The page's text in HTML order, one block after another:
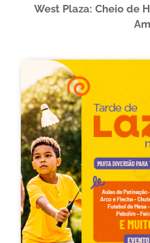
West Plaza: Cheio de